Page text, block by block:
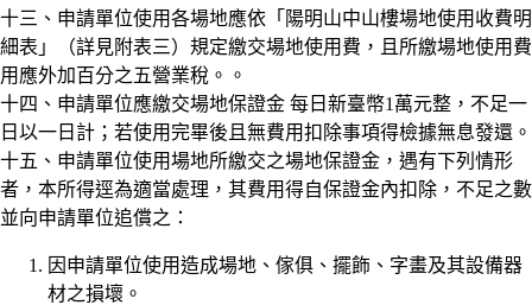
十三、申請單位使用各場地應依「陽明山中山樓場地使用收費明
細表」（詳見附表三）規定繳交場地使用費，且所繳場地使用費
用應外加百分之五營業稅。。
十四、申請單位應繳交場地保證金 每日新臺幣1萬元整，不足一
日以一日計；若使用完畢後且無費用扣除事項得檢據無息發還。
十五、申請單位使用場地所繳交之場地保證金，遇有下列情形
者，本所得逕為適當處理，其費用得自保證金內扣除，不足之數
並向申請單位追償之：
因申請單位使用造成場地、傢俱、擺飾、字畫及其設備器
材之損壞。